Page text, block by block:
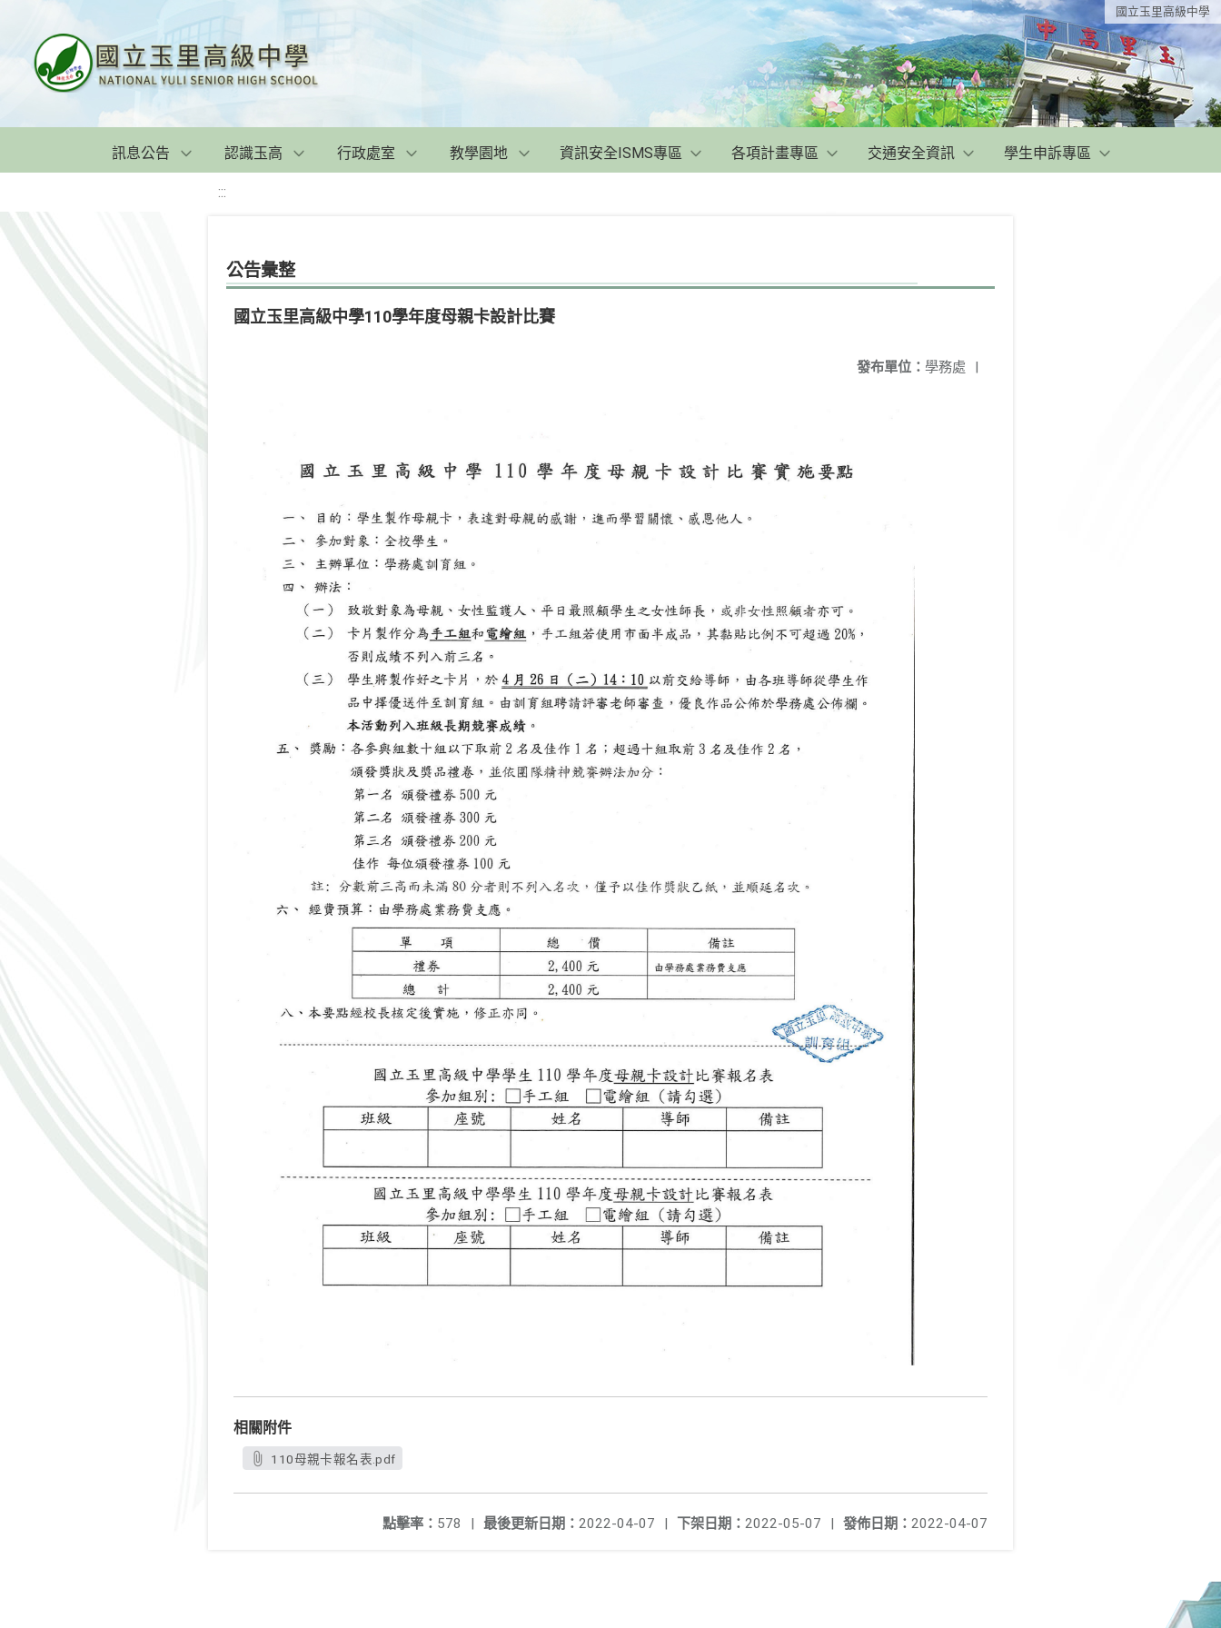
國立玉里高級中學
訊息公告 認識玉高 行政處室 教學園地 資訊安全ISMS專區 各項計畫專區 交通安全資訊 學生申訴專區
:::
公告彙整
國立玉里高級中學110學年度母親卡設計比賽
發布單位： 學務處 |
相關附件
110母親卡報名表.pdf
發佈日期： 2022-04-07
下架日期： 2022-05-07 |
最後更新日期： 2022-04-07 |
點擊率： 578 |